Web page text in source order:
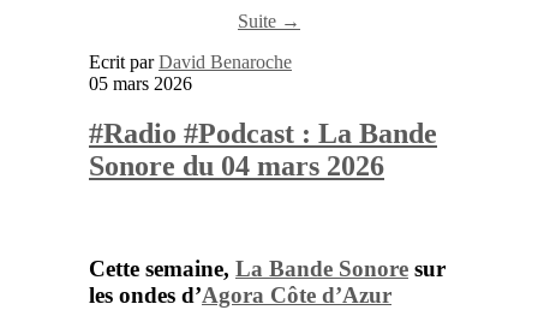
Suite →
Ecrit parDavid Benaroche
05 mars 2026
#Radio #Podcast : La Bande
Sonore du 04 mars 2026
Cette semaine, La Bande Sonore sur
les ondes d’Agora Côte d’Azur